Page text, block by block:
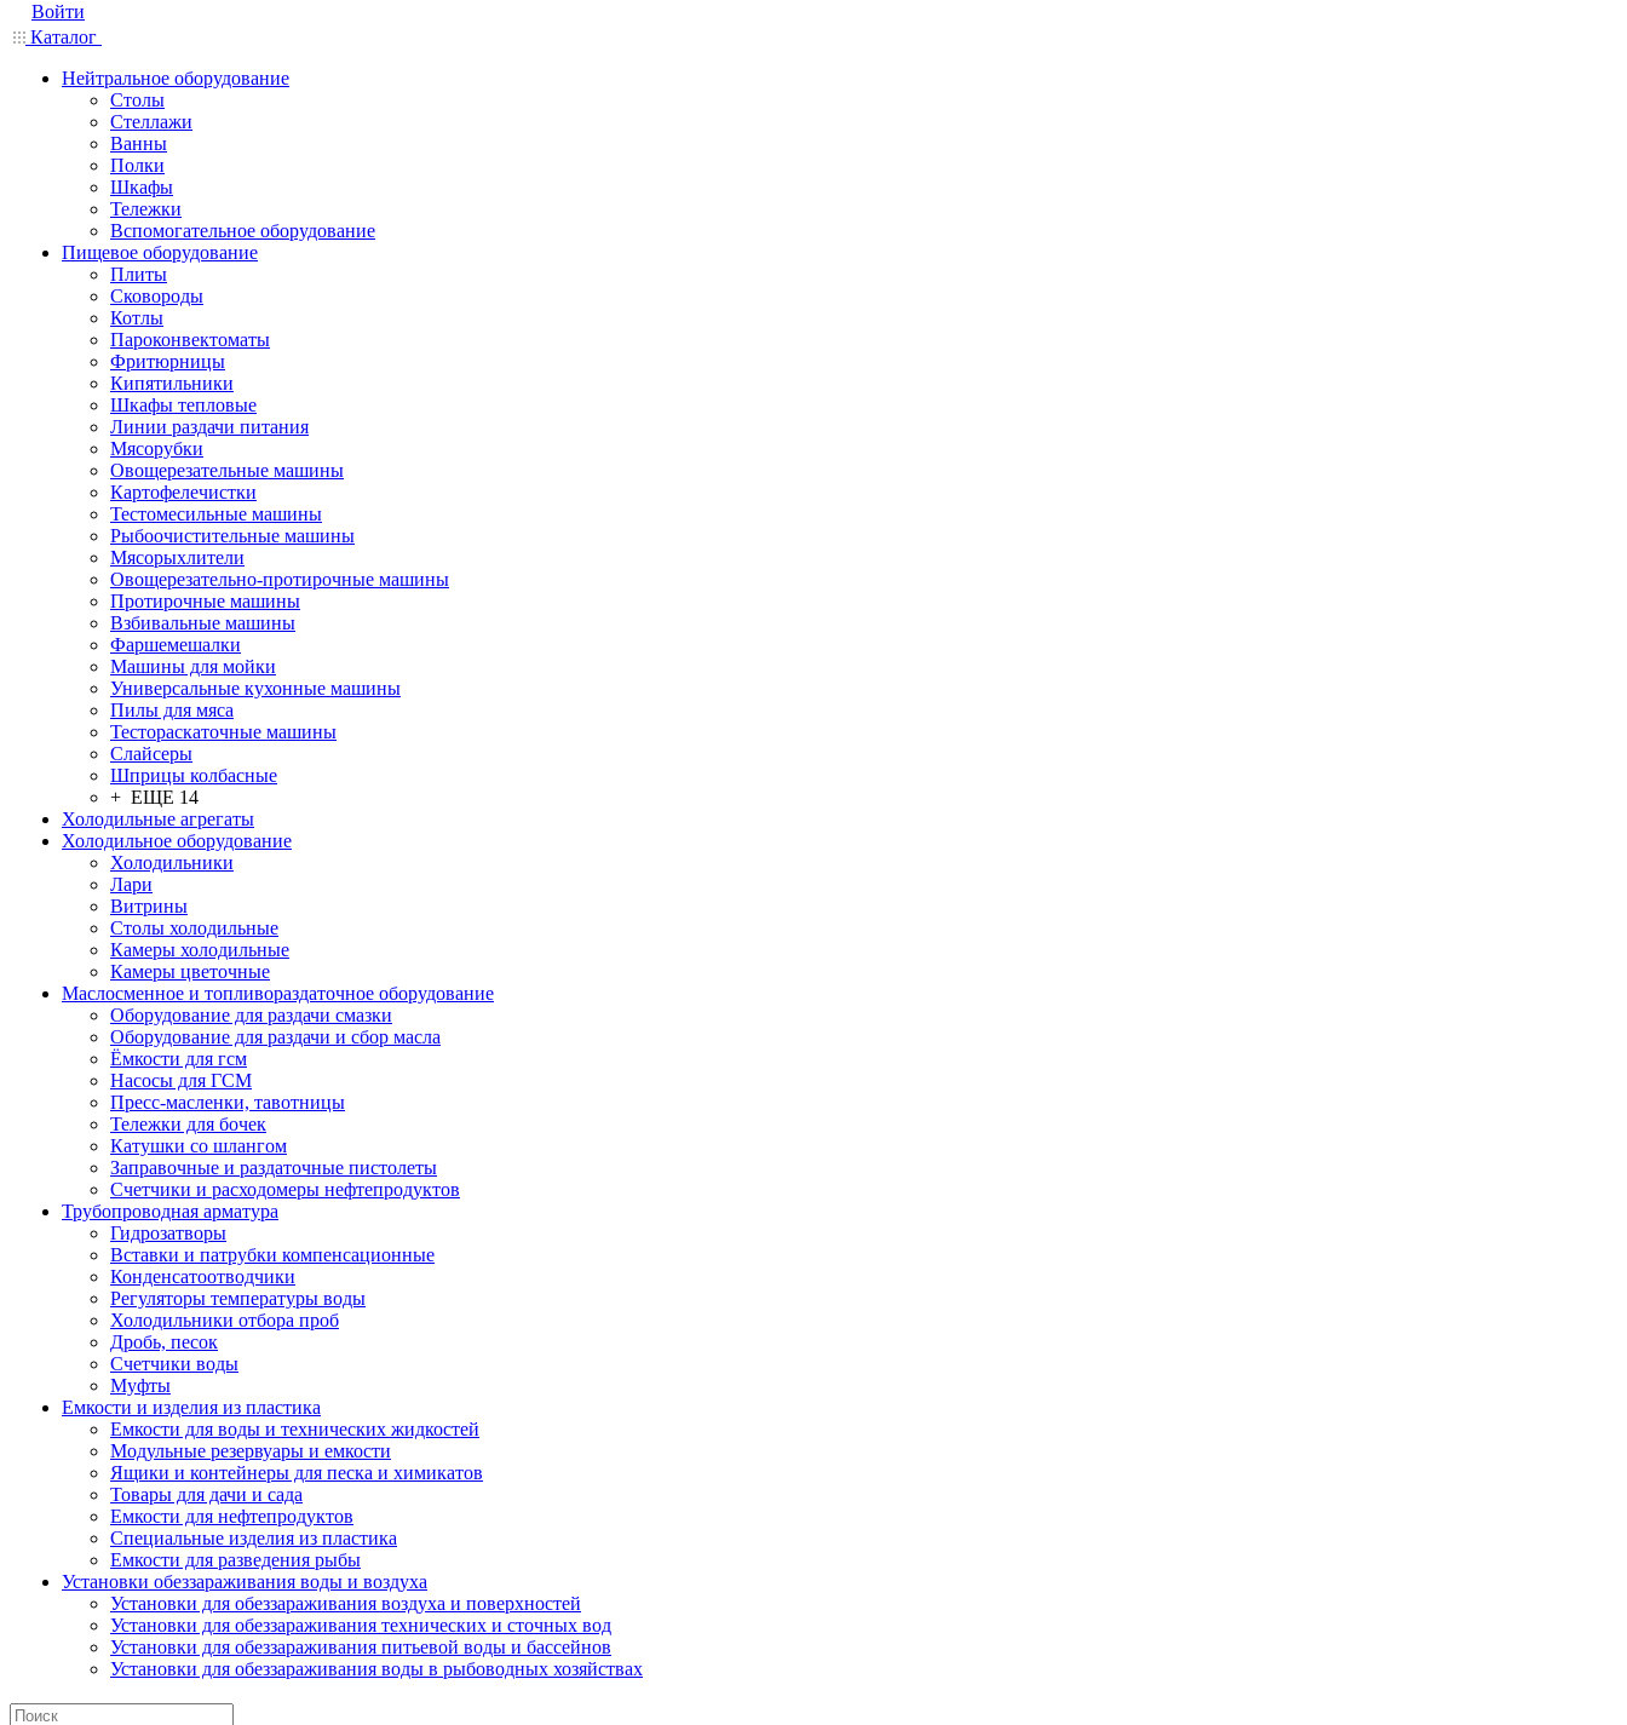
Войти
Каталог
Нейтральное оборудование
Столы
Стеллажи
Ванны
Полки
Шкафы
Тележки
Вспомогательное оборудование
Пищевое оборудование
Плиты
Сковороды
Котлы
Пароконвектоматы
Фритюрницы
Кипятильники
Шкафы тепловые
Линии раздачи питания
Мясорубки
Овощерезательные машины
Картофелечистки
Тестомесильные машины
Рыбоочистительные машины
Мясорыхлители
Овощерезательно-протирочные машины
Протирочные машины
Взбивальные машины
Фаршемешалки
Машины для мойки
Универсальные кухонные машины
Пилы для мяса
Тестораскаточные машины
Слайсеры
Шприцы колбасные
+ ЕЩЕ 14
Холодильные агрегаты
Холодильное оборудование
Холодильники
Лари
Витрины
Столы холодильные
Камеры холодильные
Камеры цветочные
Маслосменное и топливораздаточное оборудование
Оборудование для раздачи смазки
Оборудование для раздачи и сбор масла
Ёмкости для гсм
Насосы для ГСМ
Пресс-масленки, тавотницы
Тележки для бочек
Катушки со шлангом
Заправочные и раздаточные пистолеты
Счетчики и расходомеры нефтепродуктов
Трубопроводная арматура
Гидрозатворы
Вставки и патрубки компенсационные
Конденсатоотводчики
Регуляторы температуры воды
Холодильники отбора проб
Дробь, песок
Счетчики воды
Муфты
Емкости и изделия из пластика
Емкости для воды и технических жидкостей
Модульные резервуары и емкости
Ящики и контейнеры для песка и химикатов
Товары для дачи и сада
Емкости для нефтепродуктов
Специальные изделия из пластика
Емкости для разведения рыбы
Установки обеззараживания воды и воздуха
Установки для обеззараживания воздуха и поверхностей
Установки для обеззараживания технических и сточных вод
Установки для обеззараживания питьевой воды и бассейнов
Установки для обеззараживания воды в рыбоводных хозяйствах